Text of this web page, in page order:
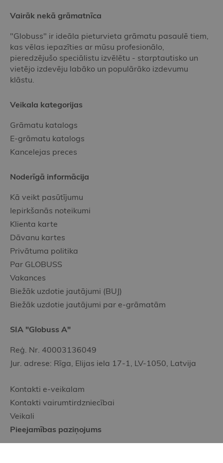
Vairāk nekā grāmatnīca
"Globuss" ir ideāla pieturvieta grāmatu pasaulē tiem,
kas vēlas iepazīties ar mūsu profesionālo,
pieredzējušo speciālistu izvēlētu - starptautisko un
vietējo izdevēju labāko un populārāko izdevumu
klāstu.
Veikala kategorijas
Grāmatu katalogs
E-grāmatu katalogs
Kancelejas preces
Noderīgā informācija
Kā veikt pasūtījumu
Iepirkšanās noteikumi
Klienta karte
Dāvanu kartes
Privātuma politika
Par GLOBUSS
Vakances
Biežāk uzdotie jautājumi (BUJ)
Biežāk uzdotie jautājumi par e-grāmatām
SIA "Globuss A"
Reģ. Nr. 40003136049
Jur. adrese: Rīga, Elijas iela 17-1, LV-1050, Latvija
Kontakti e-veikalam
Kontakti vairumtirdzniecībai
Veikali
Pieejamības paziņojums